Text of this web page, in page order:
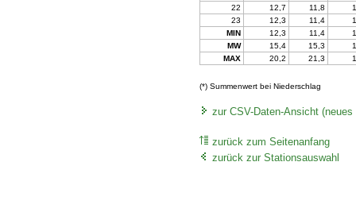
22
12,7 11,8
23
12,3 11,4
MIN
12,3 11,4
MW
15,4 15,3
MAX
20,2 21,3
(*) Summenwert bei Niederschlag
zur CSV-Daten-Ansicht
zurück zum Seitenanfang
zurück zur Stationsauswahl